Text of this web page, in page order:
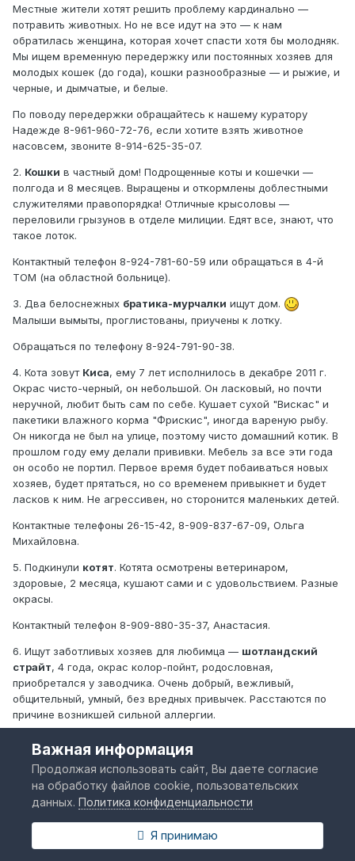
Местные жители хотят решить проблему кардинально —
потравить животных. Но не все идут на это — к нам
обратилась женщина, которая хочет спасти хотя бы молодняк.
Мы ищем временную передержку или постоянных хозяев для
молодых кошек (до года), кошки разнообразные — и рыжие, и
черные, и дымчатые, и белые.
По поводу передержки обращайтесь к нашему куратору
Надежде 8-961-960-72-76, если хотите взять животное
насовсем, звоните 8-914-625-35-07.
2. Кошки в частный дом! Подрощенные коты и кошечки —
полгода и 8 месяцев. Выращены и откормлены доблестными
служителями правопорядка! Отличные крысоловы —
переловили грызунов в отделе милиции. Едят все, знают, что
такое лоток.
Контактный телефон 8-924-781-60-59 или обращаться в 4-й
ТОМ (на областной больнице).
3. Два белоснежных братика-мурчалки ищут дом.
Малыши вымыты, проглистованы, приучены к лотку.
Обращаться по телефону 8-924-791-90-38.
4. Кота зовут Киса, ему 7 лет исполнилось в декабре 2011 г.
Окрас чисто-черный, он небольшой. Он ласковый, но почти
неручной, любит быть сам по себе. Кушает сухой "Вискас" и
пакетики влажного корма "Фрискис", иногда вареную рыбу.
Он никогда не был на улице, поэтому чисто домашний котик. В
прошлом году ему делали прививки. Мебель за все эти года
он особо не портил. Первое время будет побаиваться новых
хозяев, будет прятаться, но со временем привыкнет и будет
ласков к ним. Не агрессивен, но сторонится маленьких детей.
Контактные телефоны 26-15-42, 8-909-837-67-09, Ольга
Михайловна.
5. Подкинули котят. Котята осмотрены ветеринаром,
здоровые, 2 месяца, кушают сами и с удовольствием. Разные
окрасы.
Контактный телефон 8-909-880-35-37, Анастасия.
6. Ищут заботливых хозяев для любимца — шотландский
страйт, 4 года, окрас колор-пойнт, родословная,
приобретался у заводчика. Очень добрый, вежливый,
общительный, умный, без вредных привычек. Расстаются по
причине возникшей сильной аллергии.
Контактный телефон 8-914-623-41-55, Сергей.
7. Ищет домкот, взрослый, пушистый, знакомые прикормили
на даче, а ухаживать не хотят, он от дома не уходит, а их нет
по неделям!
Кот может жить на даче или в частном доме,
на улице возле частного дома в Коряках, в город или Елизово
перевезти его смогут.
Важная информация
Продолжая использовать сайт, Вы даете согласие
на обработку файлов cookie, пользовательских
данных.Политика конфиденциальности
Я принимаю